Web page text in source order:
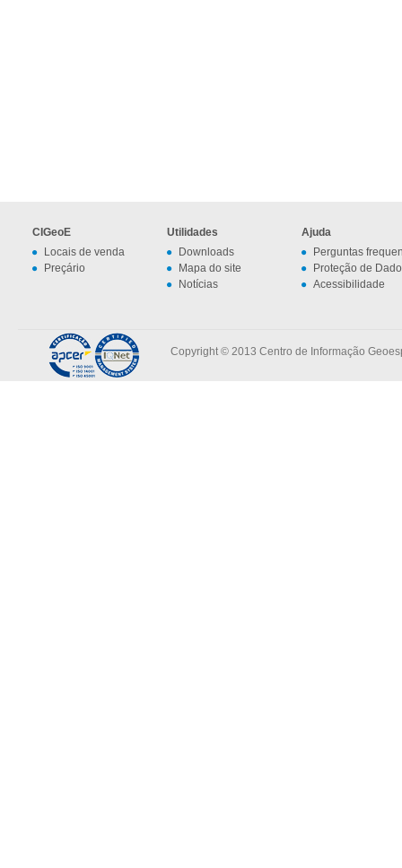
CIGeoE
Locais de venda
Preçário
Utilidades
Downloads
Mapa do site
Notícias
Ajuda
Perguntas
Proteção de
Acessibilidade
Copyright © 2013 Centro de Informação